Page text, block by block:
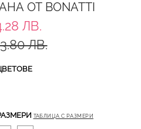
ОТ BONATTI
ЛВ.
ЛВ.
ТАБЛИЦА С РАЗМЕРИ